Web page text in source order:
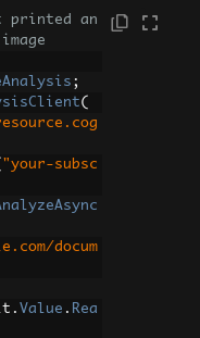
printed an
;
(
"your-subsc
docum
. Value . Rea